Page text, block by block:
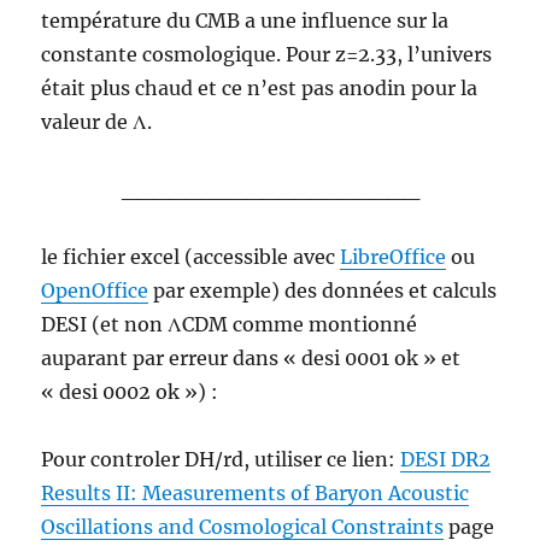
température du CMB a une influence sur la
constante cosmologique. Pour z=2.33, l’univers
était plus chaud et ce n’est pas anodin pour la
valeur de Λ.
le fichier excel (accessible avecLibreOffice ou
OpenOffice par exemple) des données et calculs
DESI (et non ΛCDM comme montionné
auparant par erreur dans « desi 0001 ok » et
« desi 0002 ok ») :
Pour controler DH/rd, utiliser ce lien:DESI DR2
Results II: Measurements of Baryon Acoustic
Oscillations and Cosmological Constraints page